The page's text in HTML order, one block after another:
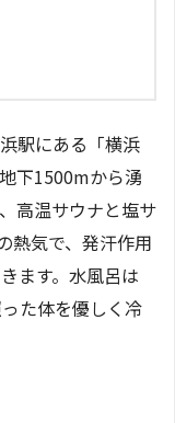
駅にある「横浜
下1500mから湧
高温サウナと塩サ
熱気で、発汗作用
ます。水風呂は
た体を優しく冷